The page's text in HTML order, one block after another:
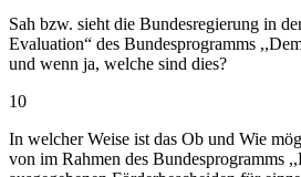
Sah bzw. sieht die Bundesregierung in
Evaluation“ des Bundesprogramms
und wenn ja, welche sind dies?
10
In welcher Weise ist das Ob und Wie
von im Rahmen des Bundesprogramms